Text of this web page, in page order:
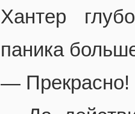
Хантер
паника
— Прекрасно!